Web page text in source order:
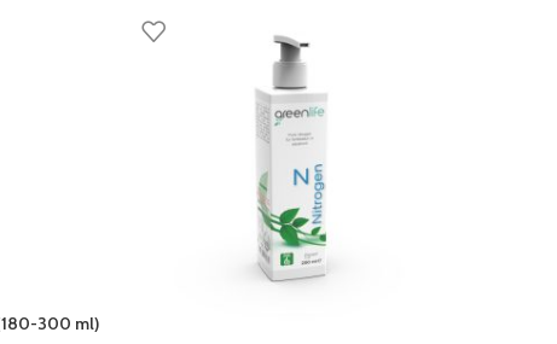
(180-300 ml)